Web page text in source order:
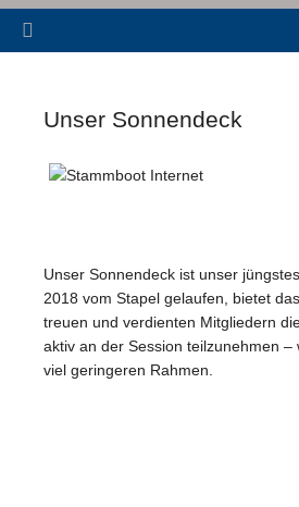
Unser Sonnendeck
Unser Sonnendeck ist unser
2018 vom Stapel gelaufen, bietet
treuen und verdienten Mitgliedern
aktiv an der Session teilzunehmen –
viel geringeren Rahmen.